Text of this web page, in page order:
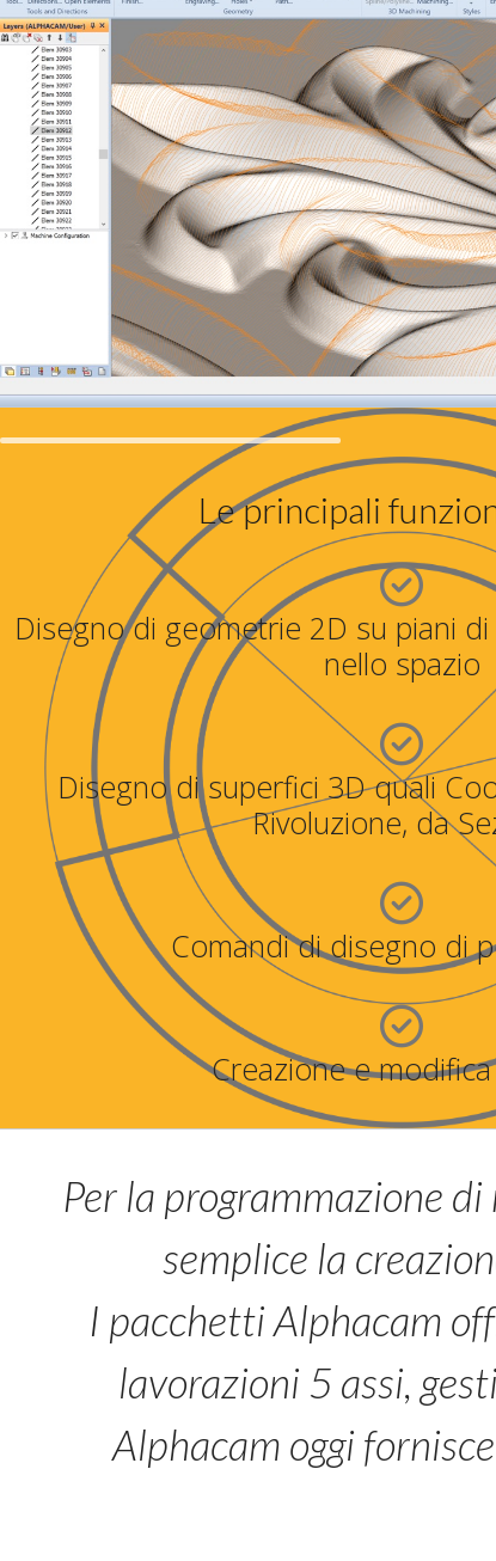
Le principali
Disegno di geometrie 2D su piani
nello spazio
Disegno di superfici 3D quali
Rivoluzione, da
Comandi di disegno di
Creazione e
Per la programmazione
semplice la
I pacchetti Alphacam
lavorazioni 5 assi,
Alphacam oggi